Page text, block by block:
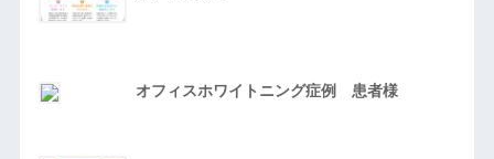
オフィスホワイトニング症例 患者様